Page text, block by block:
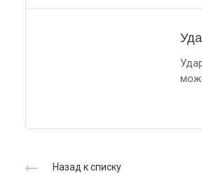
Назад к списку